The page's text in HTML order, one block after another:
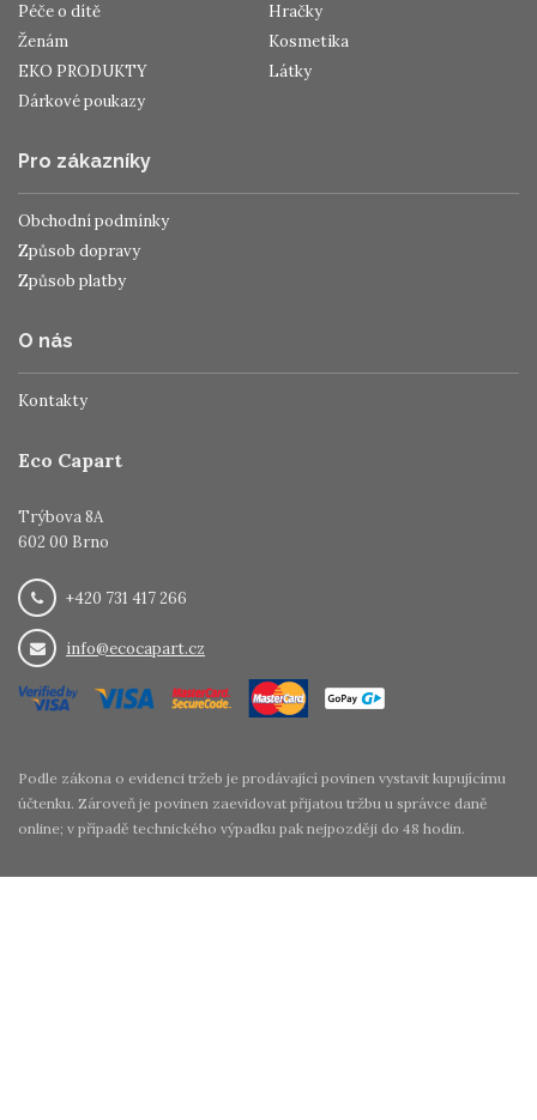
Péče o dítě
Hračky
Ženám
Kosmetika
EKO PRODUKTY
Látky
Dárkové poukazy
Pro zákazníky
Obchodní podmínky
Způsob dopravy
Způsob platby
O nás
Kontakty
Eco Capart
Trýbova 8A
602 00 Brno
+420 731 417 266
info@ecocapart.cz
Podle zákona o evidenci tržeb je prodávající povinen vystavit kupujícímu
účtenku. Zároveň je povinen zaevidovat přijatou tržbu u správce daně
online; v případě technického výpadku pak nejpozději do 48 hodin.